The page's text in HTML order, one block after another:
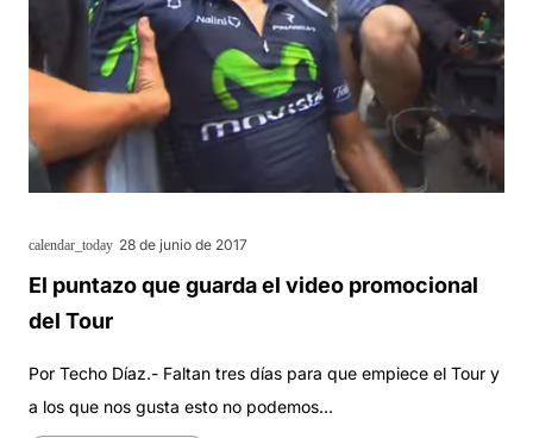
calendar_today 28 de junio de 2017
El puntazo que guarda el video promocional
del Tour
Por Techo Díaz.- Faltan tres días para que empiece el Tour y
a los que nos gusta esto no podemos…